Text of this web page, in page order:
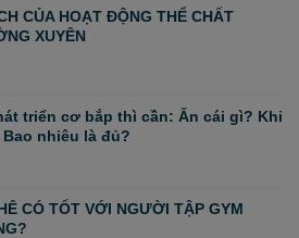
CỦA HOẠT ĐỘNG THỂ CHẤT
XUYÊN
triển cơ bắp thì cần: Ăn cái gì? Khi
Bao nhiêu là đủ?
CÓ TỐT VỚI NGƯỜI TẬP GYM